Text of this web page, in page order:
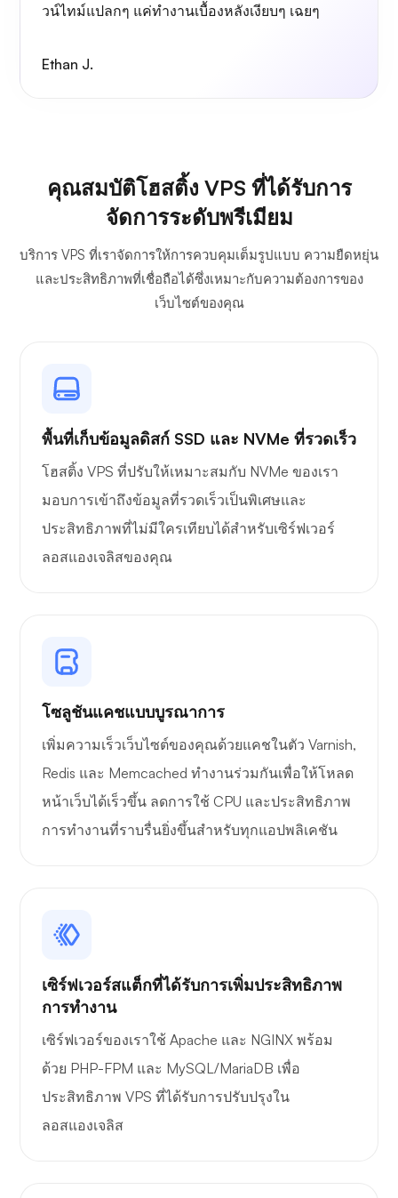
วน์ไทม์แปลกๆ แค่ทำงานเบื้องหลังเงียบๆ เฉยๆ
Ethan J.
คุณสมบัติโฮสติ้ง VPS ที่ได้รับการ
จัดการระดับพรีเมียม
บริการ VPS ที่เราจัดการให้การควบคุมเต็มรูปแบบ ความยืดหยุ่น
และประสิทธิภาพที่เชื่อถือได้ซึ่งเหมาะกับความต้องการของ
เว็บไซต์ของคุณ
พื้นที่เก็บข้อมูลดิสก์ SSD และ NVMe ที่รวดเร็ว
โฮสติ้ง VPS ที่ปรับให้เหมาะสมกับ NVMe ของเรา
มอบการเข้าถึงข้อมูลที่รวดเร็วเป็นพิเศษและ
ประสิทธิภาพที่ไม่มีใครเทียบได้สำหรับเซิร์ฟเวอร์
ลอสแองเจลิสของคุณ
โซลูชันแคชแบบบูรณาการ
เพิ่มความเร็วเว็บไซต์ของคุณด้วยแคชในตัว Varnish,
Redis และ Memcached ทำงานร่วมกันเพื่อให้โหลด
หน้าเว็บได้เร็วขึ้น ลดการใช้ CPU และประสิทธิภาพ
การทำงานที่ราบรื่นยิ่งขึ้นสำหรับทุกแอปพลิเคชัน
เซิร์ฟเวอร์สแต็กที่ได้รับการเพิ่มประสิทธิภาพ
การทำงาน
เซิร์ฟเวอร์ของเราใช้ Apache และ NGINX พร้อม
ด้วย PHP-FPM และ MySQL/MariaDB เพื่อ
ประสิทธิภาพ VPS ที่ได้รับการปรับปรุงใน
ลอสแองเจลิส